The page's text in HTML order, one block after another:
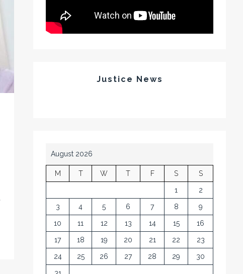
Justice News
August 2026
M T W T F S S
1 2
3 4 5 6 7 8 9
10 11 12 13 14 15 16
17 18 19 20 21 22 23
24 25 26 27 28 29 30